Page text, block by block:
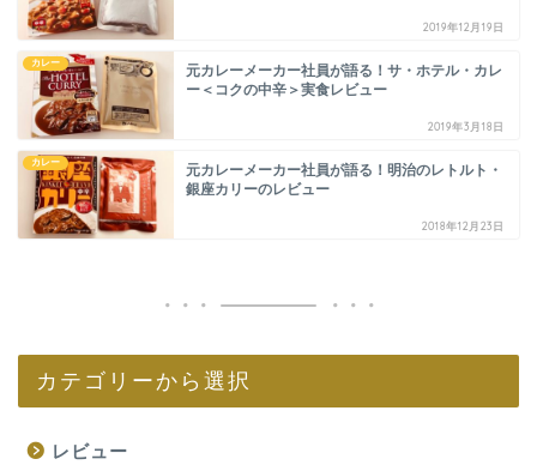
2019年12月19日
カレー
元カレーメーカー社員が語る！サ・ホテル・カレ
ー＜コクの中辛＞実食レビュー
2019年3月18日
カレー
元カレーメーカー社員が語る！明治のレトルト・
銀座カリーのレビュー
2018年12月23日
カテゴリーから選択
レビュー